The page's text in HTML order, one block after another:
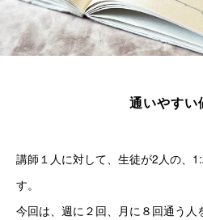
通いやすい
講師１人に対して、生徒が2人の、
す。
今回は、週に２回、月に８回通う人